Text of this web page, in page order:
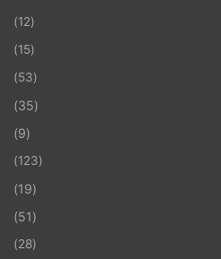
(12)
(15)
(53)
(35)
(9)
(123)
(19)
(51)
(28)